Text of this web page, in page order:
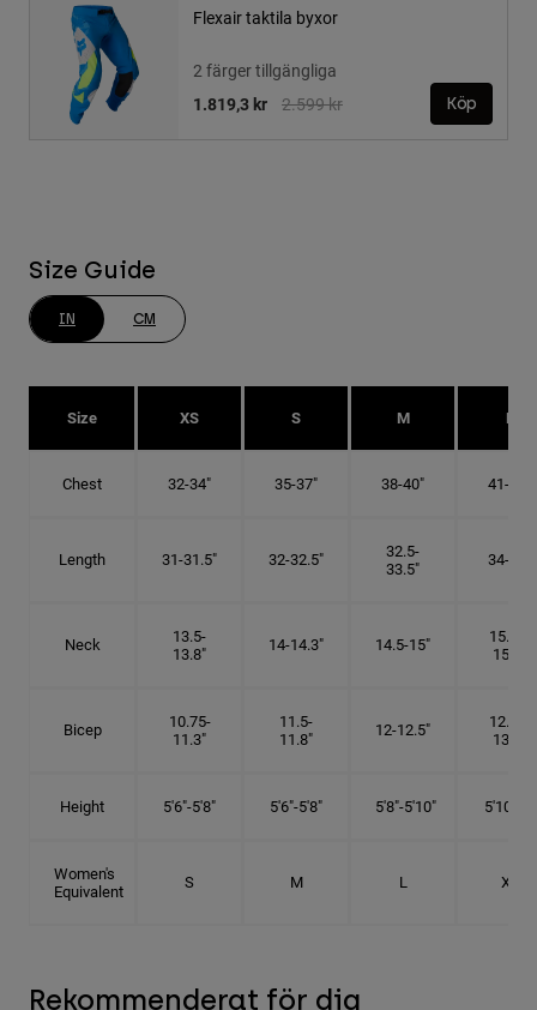
Flexair taktila byxor
2 färger tillgängliga
Price reduced from
2.599 krto
1.819,3 kr Köp
Size Guide
IN CM
Size XS S M L
Chest 32-34" 35-37" 38-40" 41-43"
Length 31-31.5" 32-32.5"
32.5-
33.5"
34-35"
Neck
13.5-
13.8"
14-14.3" 14.5-15"
15.25-
15.5"
Bicep
10.75-
11.3"
11.5-
11.8"
12-12.5"
12.75-
13.3"
Height 5'6"-5'8" 5'6"-5'8" 5'8"-5'10" 5'10"- 6'
Women's
Equivalent
S M L XL
Rekommenderat för dig